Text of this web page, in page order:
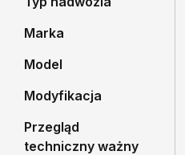
Marka
Model
Modyfikacja
Przegląd
techniczny ważny